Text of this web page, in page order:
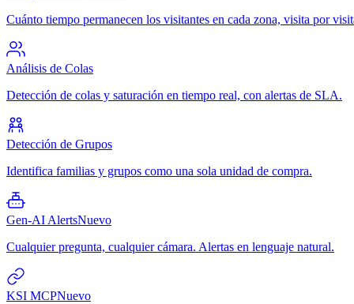
Cuánto tiempo permanecen los visitantes en cada zona, visita por
Análisis de Colas
Detección de colas y saturación en tiempo real, con alertas de SLA.
Detección de Grupos
Identifica familias y grupos como una sola unidad de compra.
Gen-AI AlertsNuevo
Cualquier pregunta, cualquier cámara. Alertas en lenguaje natural.
KSI MCPNuevo